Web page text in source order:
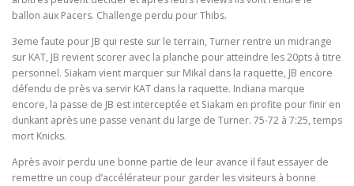
ballon aux Pacers. Challenge perdu pour Thibs.
3eme faute pour JB qui reste sur le terrain, Turner rentre un midrange
sur KAT, JB revient scorer avec la planche pour atteindre les 20pts à titre
personnel. Siakam vient marquer sur Mikal dans la raquette, JB encore
défendu de près va servir KAT dans la raquette. Indiana marque
encore, la passe de JB est interceptée et Siakam en profite pour finir en
dunkant après une passe venant du large de Turner. 75-72 à 7:25, temps
mort Knicks.
Après avoir perdu une bonne partie de leur avance il faut essayer de
remettre un coup d’accélérateur pour garder les visiteurs à bonne